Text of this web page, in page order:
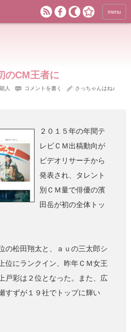
menu
のCM王者に
人 コメントを書く さっちゃんはね♪
２０１５年の年間テ
レビＣＭ出稿動向が
ビデオリサーチから
発表され、タレント
別ＣＭ量で俳優の濱
田岳が初の全体トッ
の松田翔太と、ａｕの三太郎シ
位にランクイン、昨年ＣＭ女王
戸彩は２位となった。また、広
すずが１９社でトップに輝い